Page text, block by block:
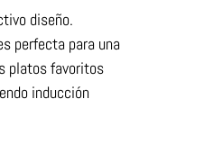
diseño.
perfecta para una
platos favoritos
inducción